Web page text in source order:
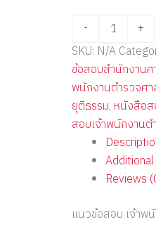
- +
SKU: N/A
ข้อสอบสำนักงาน
พนักงานตำรวจศ
ยุติธรรม, หนังสือ
สอบเจ้าพนักงาน
Reviews
แนวข้อสอบ เจ้าพ